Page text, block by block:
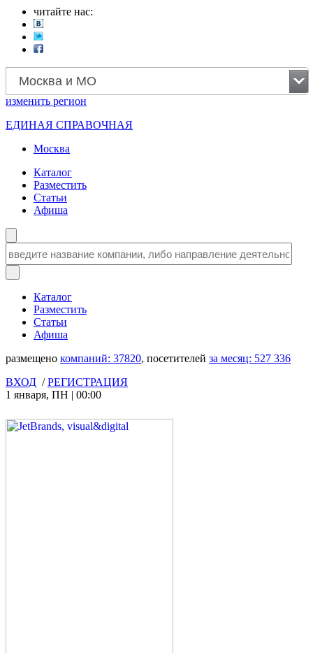
читайте нас:
Москва и МО
изменить регион
ЕДИНАЯ СПРАВОЧНАЯ
Москва
Каталог
Разместить
Статьи
Афиша
Каталог
Разместить
Статьи
Афиша
размещено компаний: 37820, посетителей за месяц: 527 336
ВХОД /РЕГИСТРАЦИЯ
1 января, ПН | 00:00